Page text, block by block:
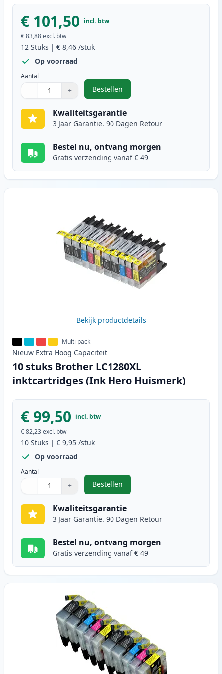
€ 101,50 incl. btw
€ 83,88excl. btw
12 Stuks | € 8,46 /stuk
Op voorraad
Aantal
Gebruik de knoppen om aan te passen
− +
1
Bestellen
,12 stuks Brother LC1240
Kwaliteitsgarantie
3 Jaar Garantie. 90 Dagen Retour
Bestel nu, ontvang morgen
Gratis verzending vanaf € 49
Bekijk productdetails
Multi pack
Nieuw Extra Hoog Capaciteit
10 stuks Brother LC1280XL
inktcartridges (Ink Hero Huismerk)
€ 99,50 incl. btw
€ 82,23excl. btw
10 Stuks | € 9,95 /stuk
Op voorraad
Aantal
Gebruik de knoppen om aan te passen
− +
1
Bestellen
,10 stuks Brother LC1280XL
Kwaliteitsgarantie
3 Jaar Garantie. 90 Dagen Retour
Bestel nu, ontvang morgen
Gratis verzending vanaf € 49